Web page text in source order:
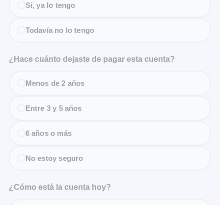
Sí, ya lo tengo
Todavía no lo tengo
¿Hace cuánto dejaste de pagar esta cuenta?
Menos de 2 años
Entre 3 y 5 años
6 años o más
No estoy seguro
¿Cómo está la cuenta hoy?